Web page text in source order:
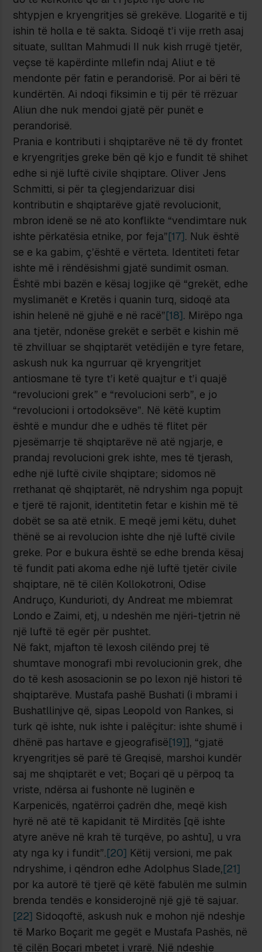
shtypjen e kryengritjes së grekëve. Llogaritë e tij
ishin të holla e të sakta. Sidoqë t’i vije rreth asaj
situate, sulltan Mahmudi II nuk kish rrugë tjetër,
veçse të kapërdinte mllefin ndaj Aliut e të
mendonte për fatin e perandorisë. Por ai bëri të
kundërtën. Ai ndoqi fiksimin e tij për të rrëzuar
Aliun dhe nuk mendoi gjatë për punët e
perandorisë.
Prania e kontributi i shqiptarëve në të dy frontet
e kryengritjes greke bën që kjo e fundit të shihet
edhe si një luftë civile shqiptare. Oliver Jens
Schmitti, si për ta çlegjendarizuar disi
kontributin e shqiptarëve gjatë revolucionit,
mbron idenë se në ato konflikte “vendimtare nuk
ishte përkatësia etnike, por feja”[17]. Nuk është
se e ka gabim, ç’është e vërteta. Identiteti fetar
ishte më i rëndësishmi gjatë sundimit osman.
Është mbi bazën e kësaj logjike që “grekët, edhe
myslimanët e Kretës i quanin turq, sidoqë ata
ishin helenë në gjuhë e në racë”[18]. Mirëpo nga
ana tjetër, ndonëse grekët e serbët e kishin më
të zhvilluar se shqiptarët vetëdijën e tyre fetare,
askush nuk ka ngurruar që kryengritjet
antiosmane të tyre t’i ketë quajtur e t’i quajë
“revolucioni grek” e “revolucioni serb”, e jo
“revolucioni i ortodoksëve”. Në këtë kuptim
është e mundur dhe e udhës të flitet për
pjesëmarrje të shqiptarëve në atë ngjarje, e
prandaj revolucioni grek ishte, mes të tjerash,
edhe një luftë civile shqiptare; sidomos në
rrethanat që shqiptarët, në ndryshim nga popujt
e tjerë të rajonit, identitetin fetar e kishin më të
dobët se sa atë etnik. E meqë jemi këtu, duhet
thënë se ai revolucion ishte dhe një luftë civile
greke. Por e bukura është se edhe brenda kësaj
të fundit pati akoma edhe një luftë tjetër civile
shqiptare, në të cilën Kollokotroni, Odise
Andruço, Kundurioti, dy Andreat me mbiemrat
Londo e Zaimi, etj, u ndeshën me njëri-tjetrin në
një luftë të egër për pushtet.
Në fakt, mjafton të lexosh cilëndo prej të
shumtave monografi mbi revolucionin grek, dhe
do të kesh asosacionin se po lexon një histori të
shqiptarëve. Mustafa pashë Bushati (i mbrami i
Bushatllinjve që, sipas Leopold von Rankes, si
turk që ishte, nuk ishte i palëçitur: ishte shumë i
dhënë pas hartave e gjeografisë[19]], “gjatë
kryengritjes së parë të Greqisë, marshoi kundër
saj me shqiptarët e vet; Boçari që u përpoq ta
vriste, ndërsa ai fushonte në luginën e
Karpenicës, ngatërroi çadrën dhe, meqë kish
hyrë në atë të kapidanit të Mirditës [që ishte
atyre anëve në krah të turqëve, po ashtu], u vra
aty nga ky i fundit”.[20] Këtij versioni, me pak
ndryshime, i qëndron edhe Adolphus Slade,[21]
por ka autorë të tjerë që këtë fabulën me sulmin
brenda tendës e konsiderojnë një gjë të sajuar.
[22] Sidoqoftë, askush nuk e mohon një ndeshje
të Marko Boçarit me gegët e Mustafa Pashës, në
të cilën Boçari mbetet i vrarë. Një ndeshje